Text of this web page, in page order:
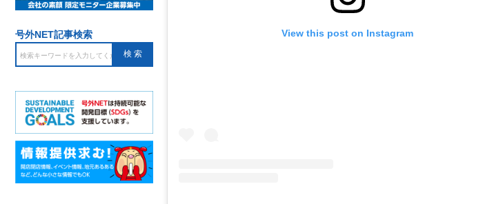
View this post on Instagram
号外NET記事検索